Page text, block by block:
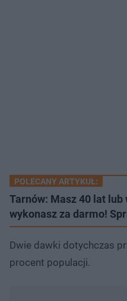
POLECANY ARTYKUŁ:
Tarnów: Masz 40 lat lub
wykonasz za darmo!
Dwie dawki dotychczas
procent populacji.